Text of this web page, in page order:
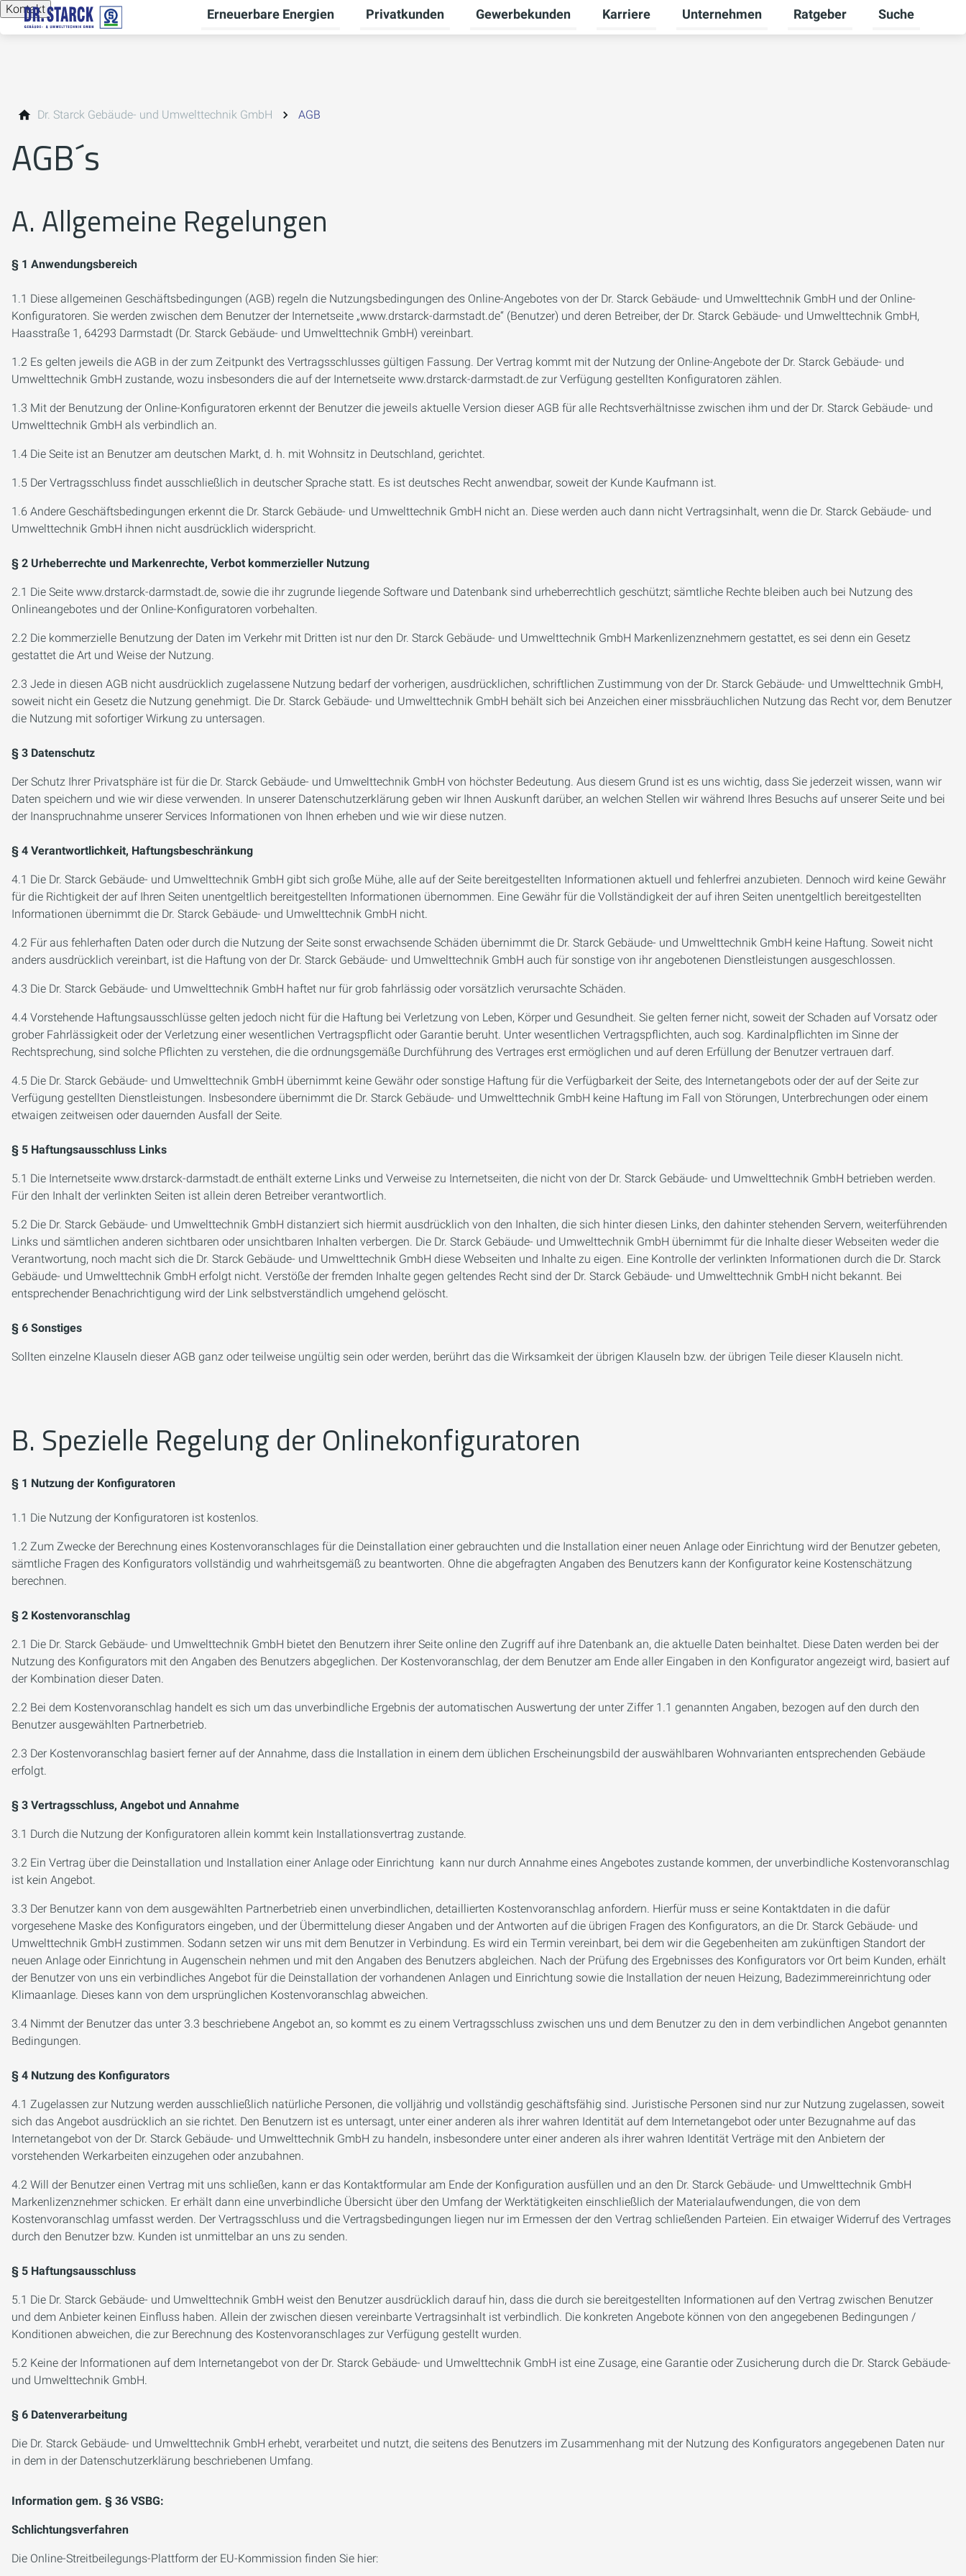
Kontakt Erneuerbare Energien
Untermenü für Erneuerbare Energien umschalten
Privatkunden
Untermenü für Privatkunden umschalten
Gewerbekunden
Untermenü für Gewerbekunden umschalten
Karriere
Untermenü für Karriere umschalten
Unternehmen
Untermenü für Unternehmen
Ratgeber
Untermenü für
Suche
Dr. Starck Gebäude- und Umwelttechnik GmbH AGB
AGB´s
A. Allgemeine Regelungen
§ 1 Anwendungsbereich
1.1 Diese allgemeinen Geschäftsbedingungen (AGB) regeln die Nutzungsbedingungen des Online-Angebotes von der Dr. Starck Gebäude- und Umwelttechnik GmbH und der Online-
Konfiguratoren. Sie werden zwischen dem Benutzer der Internetseite „www.drstarck-darmstadt.de“ (Benutzer) und deren Betreiber, der Dr. Starck Gebäude- und Umwelttechnik GmbH,
Haasstraße 1, 64293 Darmstadt (Dr. Starck Gebäude- und Umwelttechnik GmbH) vereinbart.
1.2 Es gelten jeweils die AGB in der zum Zeitpunkt des Vertragsschlusses gültigen Fassung. Der Vertrag kommt mit der Nutzung der Online-Angebote der Dr. Starck Gebäude- und
Umwelttechnik GmbH zustande, wozu insbesonders die auf der Internetseite www.drstarck-darmstadt.de zur Verfügung gestellten Konfiguratoren zählen.
1.3 Mit der Benutzung der Online-Konfiguratoren erkennt der Benutzer die jeweils aktuelle Version dieser AGB für alle Rechtsverhältnisse zwischen ihm und der Dr. Starck Gebäude- und
Umwelttechnik GmbH als verbindlich an.
1.4 Die Seite ist an Benutzer am deutschen Markt, d. h. mit Wohnsitz in Deutschland, gerichtet.
1.5 Der Vertragsschluss findet ausschließlich in deutscher Sprache statt. Es ist deutsches Recht anwendbar, soweit der Kunde Kaufmann ist.
1.6 Andere Geschäftsbedingungen erkennt die Dr. Starck Gebäude- und Umwelttechnik GmbH nicht an. Diese werden auch dann nicht Vertragsinhalt, wenn die Dr. Starck Gebäude- und
Umwelttechnik GmbH ihnen nicht ausdrücklich widerspricht.
§ 2 Urheberrechte und Markenrechte, Verbot kommerzieller Nutzung
2.1 Die Seite www.drstarck-darmstadt.de, sowie die ihr zugrunde liegende Software und Datenbank sind urheberrechtlich geschützt; sämtliche Rechte bleiben auch bei Nutzung des
Onlineangebotes und der Online-Konfiguratoren vorbehalten.
2.2 Die kommerzielle Benutzung der Daten im Verkehr mit Dritten ist nur den Dr. Starck Gebäude- und Umwelttechnik GmbH Markenlizenznehmern gestattet, es sei denn ein Gesetz
gestattet die Art und Weise der Nutzung.
2.3 Jede in diesen AGB nicht ausdrücklich zugelassene Nutzung bedarf der vorherigen, ausdrücklichen, schriftlichen Zustimmung von der Dr. Starck Gebäude- und Umwelttechnik GmbH,
soweit nicht ein Gesetz die Nutzung genehmigt. Die Dr. Starck Gebäude- und Umwelttechnik GmbH behält sich bei Anzeichen einer missbräuchlichen Nutzung das Recht vor, dem Benutzer
die Nutzung mit sofortiger Wirkung zu untersagen.
§ 3 Datenschutz
Der Schutz Ihrer Privatsphäre ist für die Dr. Starck Gebäude- und Umwelttechnik GmbH von höchster Bedeutung. Aus diesem Grund ist es uns wichtig, dass Sie jederzeit wissen, wann wir
Daten speichern und wie wir diese verwenden. In unserer Datenschutzerklärung geben wir Ihnen Auskunft darüber, an welchen Stellen wir während Ihres Besuchs auf unserer Seite und bei
der Inanspruchnahme unserer Services Informationen von Ihnen erheben und wie wir diese nutzen.
§ 4 Verantwortlichkeit, Haftungsbeschränkung
4.1 Die Dr. Starck Gebäude- und Umwelttechnik GmbH gibt sich große Mühe, alle auf der Seite bereitgestellten Informationen aktuell und fehlerfrei anzubieten. Dennoch wird keine Gewähr
für die Richtigkeit der auf Ihren Seiten unentgeltlich bereitgestellten Informationen übernommen. Eine Gewähr für die Vollständigkeit der auf ihren Seiten unentgeltlich bereitgestellten
Informationen übernimmt die Dr. Starck Gebäude- und Umwelttechnik GmbH nicht.
4.2 Für aus fehlerhaften Daten oder durch die Nutzung der Seite sonst erwachsende Schäden übernimmt die Dr. Starck Gebäude- und Umwelttechnik GmbH keine Haftung. Soweit nicht
anders ausdrücklich vereinbart, ist die Haftung von der Dr. Starck Gebäude- und Umwelttechnik GmbH auch für sonstige von ihr angebotenen Dienstleistungen ausgeschlossen.
4.3 Die Dr. Starck Gebäude- und Umwelttechnik GmbH haftet nur für grob fahrlässig oder vorsätzlich verursachte Schäden.
4.4 Vorstehende Haftungsausschlüsse gelten jedoch nicht für die Haftung bei Verletzung von Leben, Körper und Gesundheit. Sie gelten ferner nicht, soweit der Schaden auf Vorsatz oder
grober Fahrlässigkeit oder der Verletzung einer wesentlichen Vertragspflicht oder Garantie beruht. Unter wesentlichen Vertragspflichten, auch sog. Kardinalpflichten im Sinne der
Rechtsprechung, sind solche Pflichten zu verstehen, die die ordnungsgemäße Durchführung des Vertrages erst ermöglichen und auf deren Erfüllung der Benutzer vertrauen darf.
4.5 Die Dr. Starck Gebäude- und Umwelttechnik GmbH übernimmt keine Gewähr oder sonstige Haftung für die Verfügbarkeit der Seite, des Internetangebots oder der auf der Seite zur
Verfügung gestellten Dienstleistungen. Insbesondere übernimmt die Dr. Starck Gebäude- und Umwelttechnik GmbH keine Haftung im Fall von Störungen, Unterbrechungen oder einem
etwaigen zeitweisen oder dauernden Ausfall der Seite.
§ 5 Haftungsausschluss Links
5.1 Die Internetseite www.drstarck-darmstadt.de enthält externe Links und Verweise zu Internetseiten, die nicht von der Dr. Starck Gebäude- und Umwelttechnik GmbH betrieben werden.
Für den Inhalt der verlinkten Seiten ist allein deren Betreiber verantwortlich.
5.2 Die Dr. Starck Gebäude- und Umwelttechnik GmbH distanziert sich hiermit ausdrücklich von den Inhalten, die sich hinter diesen Links, den dahinter stehenden Servern, weiterführenden
Links und sämtlichen anderen sichtbaren oder unsichtbaren Inhalten verbergen. Die Dr. Starck Gebäude- und Umwelttechnik GmbH übernimmt für die Inhalte dieser Webseiten weder die
Verantwortung, noch macht sich die Dr. Starck Gebäude- und Umwelttechnik GmbH diese Webseiten und Inhalte zu eigen. Eine Kontrolle der verlinkten Informationen durch die Dr. Starck
Gebäude- und Umwelttechnik GmbH erfolgt nicht. Verstöße der fremden Inhalte gegen geltendes Recht sind der Dr. Starck Gebäude- und Umwelttechnik GmbH nicht bekannt. Bei
entsprechender Benachrichtigung wird der Link selbstverständlich umgehend gelöscht.
§ 6 Sonstiges
Sollten einzelne Klauseln dieser AGB ganz oder teilweise ungültig sein oder werden, berührt das die Wirksamkeit der übrigen Klauseln bzw. der übrigen Teile dieser Klauseln nicht.
B. Spezielle Regelung der Onlinekonfiguratoren
§ 1 Nutzung der Konfiguratoren
1.1 Die Nutzung der Konfiguratoren ist kostenlos.
1.2 Zum Zwecke der Berechnung eines Kostenvoranschlages für die Deinstallation einer gebrauchten und die Installation einer neuen Anlage oder Einrichtung wird der Benutzer gebeten,
sämtliche Fragen des Konfigurators vollständig und wahrheitsgemäß zu beantworten. Ohne die abgefragten Angaben des Benutzers kann der Konfigurator keine Kostenschätzung
berechnen.
§ 2 Kostenvoranschlag
2.1 Die Dr. Starck Gebäude- und Umwelttechnik GmbH bietet den Benutzern ihrer Seite online den Zugriff auf ihre Datenbank an, die aktuelle Daten beinhaltet. Diese Daten werden bei der
Nutzung des Konfigurators mit den Angaben des Benutzers abgeglichen. Der Kostenvoranschlag, der dem Benutzer am Ende aller Eingaben in den Konfigurator angezeigt wird, basiert auf
der Kombination dieser Daten.
2.2 Bei dem Kostenvoranschlag handelt es sich um das unverbindliche Ergebnis der automatischen Auswertung der unter Ziffer 1.1 genannten Angaben, bezogen auf den durch den
Benutzer ausgewählten Partnerbetrieb.
2.3 Der Kostenvoranschlag basiert ferner auf der Annahme, dass die Installation in einem dem üblichen Erscheinungsbild der auswählbaren Wohnvarianten entsprechenden Gebäude
erfolgt.
§ 3 Vertragsschluss, Angebot und Annahme
3.1 Durch die Nutzung der Konfiguratoren allein kommt kein Installationsvertrag zustande.
3.2 Ein Vertrag über die Deinstallation und Installation einer Anlage oder Einrichtung kann nur durch Annahme eines Angebotes zustande kommen, der unverbindliche Kostenvoranschlag
ist kein Angebot.
3.3 Der Benutzer kann von dem ausgewählten Partnerbetrieb einen unverbindlichen, detaillierten Kostenvoranschlag anfordern. Hierfür muss er seine Kontaktdaten in die dafür
vorgesehene Maske des Konfigurators eingeben, und der Übermittelung dieser Angaben und der Antworten auf die übrigen Fragen des Konfigurators, an die Dr. Starck Gebäude- und
Umwelttechnik GmbH zustimmen. Sodann setzen wir uns mit dem Benutzer in Verbindung. Es wird ein Termin vereinbart, bei dem wir die Gegebenheiten am zukünftigen Standort der
neuen Anlage oder Einrichtung in Augenschein nehmen und mit den Angaben des Benutzers abgleichen. Nach der Prüfung des Ergebnisses des Konfigurators vor Ort beim Kunden, erhält
der Benutzer von uns ein verbindliches Angebot für die Deinstallation der vorhandenen Anlagen und Einrichtung sowie die Installation der neuen Heizung, Badezimmereinrichtung oder
Klimaanlage. Dieses kann von dem ursprünglichen Kostenvoranschlag abweichen.
3.4 Nimmt der Benutzer das unter 3.3 beschriebene Angebot an, so kommt es zu einem Vertragsschluss zwischen uns und dem Benutzer zu den in dem verbindlichen Angebot genannten
Bedingungen.
§ 4 Nutzung des Konfigurators
4.1 Zugelassen zur Nutzung werden ausschließlich natürliche Personen, die volljährig und vollständig geschäftsfähig sind. Juristische Personen sind nur zur Nutzung zugelassen, soweit
sich das Angebot ausdrücklich an sie richtet. Den Benutzern ist es untersagt, unter einer anderen als ihrer wahren Identität auf dem Internetangebot oder unter Bezugnahme auf das
Internetangebot von der Dr. Starck Gebäude- und Umwelttechnik GmbH zu handeln, insbesondere unter einer anderen als ihrer wahren Identität Verträge mit den Anbietern der
vorstehenden Werkarbeiten einzugehen oder anzubahnen.
4.2 Will der Benutzer einen Vertrag mit uns schließen, kann er das Kontaktformular am Ende der Konfiguration ausfüllen und an den Dr. Starck Gebäude- und Umwelttechnik GmbH
Markenlizenznehmer schicken. Er erhält dann eine unverbindliche Übersicht über den Umfang der Werktätigkeiten einschließlich der Materialaufwendungen, die von dem
Kostenvoranschlag umfasst werden. Der Vertragsschluss und die Vertragsbedingungen liegen nur im Ermessen der den Vertrag schließenden Parteien. Ein etwaiger Widerruf des Vertrages
durch den Benutzer bzw. Kunden ist unmittelbar an uns zu senden.
§ 5 Haftungsausschluss
5.1 Die Dr. Starck Gebäude- und Umwelttechnik GmbH weist den Benutzer ausdrücklich darauf hin, dass die durch sie bereitgestellten Informationen auf den Vertrag zwischen Benutzer
und dem Anbieter keinen Einfluss haben. Allein der zwischen diesen vereinbarte Vertragsinhalt ist verbindlich. Die konkreten Angebote können von den angegebenen Bedingungen /
Konditionen abweichen, die zur Berechnung des Kostenvoranschlages zur Verfügung gestellt wurden.
5.2 Keine der Informationen auf dem Internetangebot von der Dr. Starck Gebäude- und Umwelttechnik GmbH ist eine Zusage, eine Garantie oder Zusicherung durch die Dr. Starck Gebäude-
und Umwelttechnik GmbH.
§ 6 Datenverarbeitung
Die Dr. Starck Gebäude- und Umwelttechnik GmbH erhebt, verarbeitet und nutzt, die seitens des Benutzers im Zusammenhang mit der Nutzung des Konfigurators angegebenen Daten nur
in dem in der Datenschutzerklärung beschriebenen Umfang.
Information gem. § 36 VSBG:
Schlichtungsverfahren
Die Online-Streitbeilegungs-Plattform der EU-Kommission finden Sie hier: